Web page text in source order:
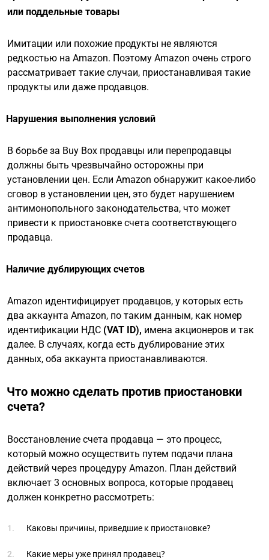
или поддельные товары
Имитации или похожие продукты не являются
редкостью на Amazon. Поэтому Amazon очень строго
рассматривает такие случаи, приостанавливая такие
продукты или даже продавцов.
Нарушения выполнения условий
В борьбе за Buy Box продавцы или перепродавцы
должны быть чрезвычайно осторожны при
установлении цен. Если Amazon обнаружит какое-либо
сговор в установлении цен, это будет нарушением
антимонопольного законодательства, что может
привести к приостановке счета соответствующего
продавца.
Наличие дублирующих счетов
Amazon идентифицирует продавцов, у которых есть
два аккаунта Amazon, по таким данным, как номер
идентификации НДС (VAT ID), имена акционеров и так
далее. В случаях, когда есть дублирование этих
данных, оба аккаунта приостанавливаются.
Что можно сделать против приостановки
счета?
Восстановление счета продавца — это процесс,
который можно осуществить путем подачи плана
действий через процедуру Amazon. План действий
включает 3 основных вопроса, которые продавец
должен конкретно рассмотреть:
Каковы причины, приведшие к приостановке?
Какие меры уже принял продавец?